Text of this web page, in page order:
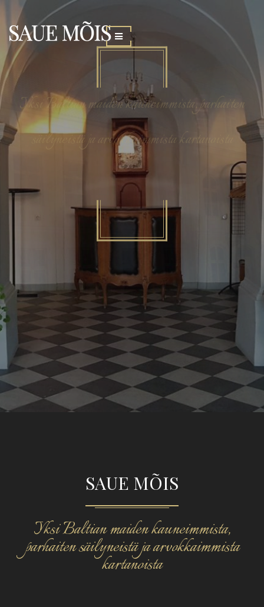
Yksi Baltian maiden kauneimmista, parhaiten
säilyneistä ja arvokkaimmista kartanoista
SAUE MÕIS
Yksi Baltian maiden kauneimmista,
parhaiten säilyneistä ja arvokkaimmista
kartanoista